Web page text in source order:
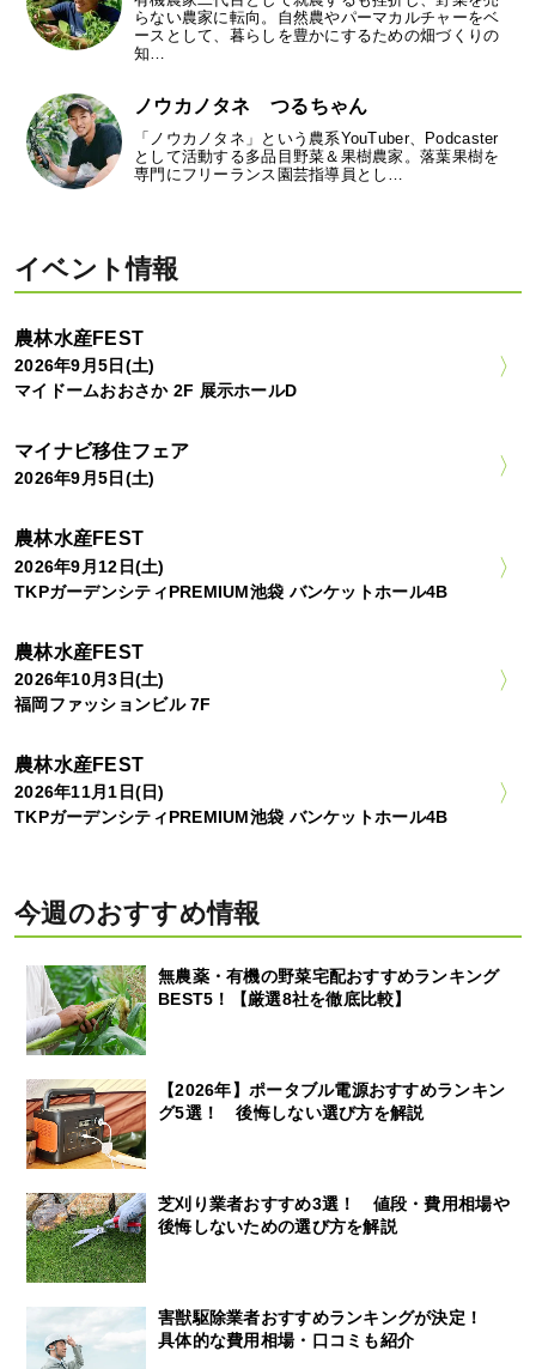
らない農家に転向。自然農やパーマカルチャーをベ
ースとして、暮らしを豊かにするための畑づくりの
知…
ノウカノタネ つるちゃん
「ノウカノタネ」という農系YouTuber、Podcaster
として活動する多品目野菜＆果樹農家。落葉果樹を
専門にフリーランス園芸指導員とし…
イベント情報
農林水産FEST
2026年9月5日(土)
マイドームおおさか 2F 展示ホールD
マイナビ移住フェア
2026年9月5日(土)
農林水産FEST
2026年9月12日(土)
TKPガーデンシティPREMIUM池袋 バンケットホール4B
農林水産FEST
2026年10月3日(土)
福岡ファッションビル 7F
農林水産FEST
2026年11月1日(日)
TKPガーデンシティPREMIUM池袋 バンケットホール4B
今週のおすすめ情報
無農薬・有機の野菜宅配おすすめランキング
BEST5！【厳選8社を徹底比較】
【2026年】ポータブル電源おすすめランキン
グ5選！ 後悔しない選び方を解説
芝刈り業者おすすめ3選！ 値段・費用相場や
後悔しないための選び方を解説
害獣駆除業者おすすめランキングが決定！
具体的な費用相場・口コミも紹介